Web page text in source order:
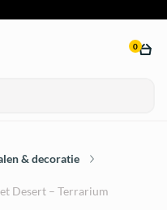
0
& decoratie
Desert – Terrarium